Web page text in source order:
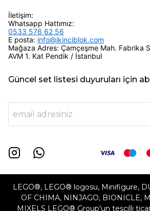
İletişim:
Whatsapp Hattımız:
0533 576 62 56
E posta: info@ikinciblok.com
Mağaza Adres: Çamçeşme Mah. Fabrika
AVM 1. Kat Pendik / İstanbul
Güncel set listesi duyuruları için
LEGO®, LEGO® logosu, Minifigure,
OF CHIMA, NINJAGO, BIONICLE,
MIXELS LEGO® Group'un tescilli